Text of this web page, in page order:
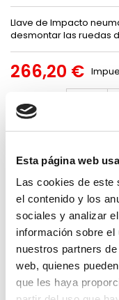
Esta página web
Las cookies de este
el contenido y los
sociales y analizar
información sobre el
nuestros partners
web, quienes
que les haya
Llave de Impacto
desmontar las ruedas
266,20 €
Cantidad
DESCRIPCIÓN
RESEÑAS
Envíos
gratuitos a
partir de 100
€. Solo península.
Caracteristicas:
Cuadrado de